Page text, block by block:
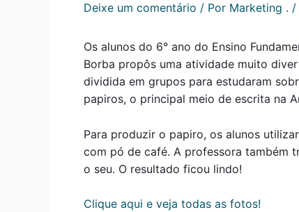
Deixe um comentário / Por Marketing . /
Os alunos do 6° ano do Ensino
Borba propôs uma atividade muito
dividida em grupos para estudaram
papiros, o principal meio de escrita na
Para produzir o papiro, os alunos
com pó de café. A professora também
o seu. O resultado ficou lindo!
Clique aqui e veja todas as fotos!